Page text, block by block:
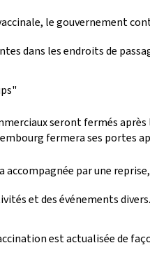
le gouvernement
dans les endroits de
seront fermés après
fermera ses portes
accompagnée par une
et des événements divers.
est actualisée de